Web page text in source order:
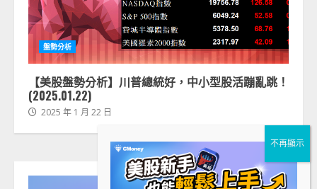
盤勢分析
【美股盤勢分析】川普總統好，中小型股活蹦亂跳！
(2025.01.22)
2025 年 1 月 22 日